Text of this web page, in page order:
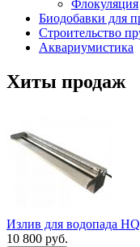
Флокуляция
Биодобавки для
Строительство
Аквариумистика
Хиты продаж
Излив для водопада
10 800 руб.